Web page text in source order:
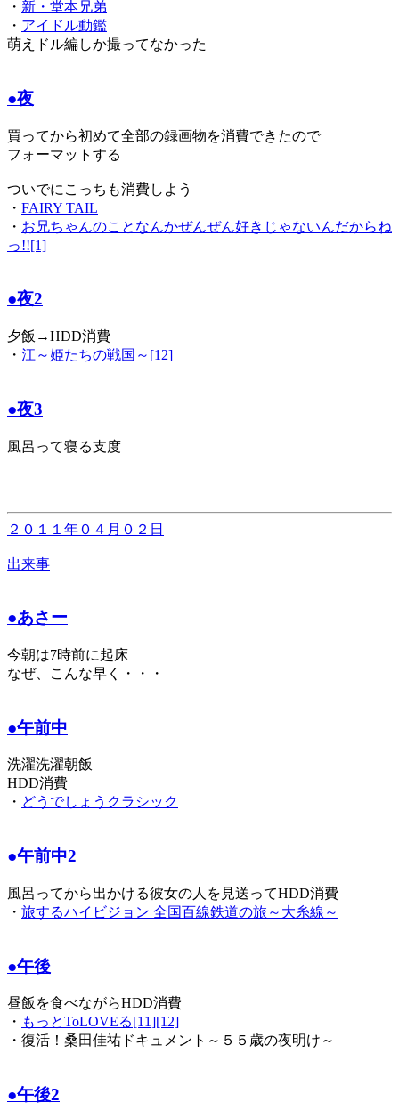
・ 新・堂本兄弟
・ アイドル動鑑
萌えドル編しか撮ってなかった
●夜
買ってから初めて全部の録画物を消費できたので
フォーマットする
ついでにこっちも消費しよう
・ FAIRY TAIL
・ お兄ちゃんのことなんかぜんぜん好きじゃないんだからね
っ!![1]
●夜2
夕飯→HDD消費
・ 江～姫たちの戦国～[12]
●夜3
風呂って寝る支度
２０１１年０４月０２日
出来事
●あさー
今朝は7時前に起床
なぜ、こんな早く・・・
●午前中
洗濯洗濯朝飯
HDD消費
・ どうでしょうクラシック
●午前中2
風呂ってから出かける彼女の人を見送ってHDD消費
・ 旅するハイビジョン 全国百線鉄道の旅～大糸線～
●午後
昼飯を食べながらHDD消費
・ もっとToLOVEる[11][12]
・復活！桑田佳祐ドキュメント～５５歳の夜明け～
●午後2